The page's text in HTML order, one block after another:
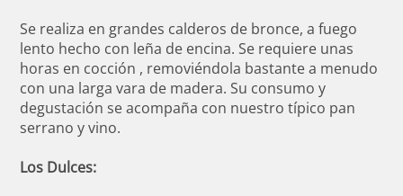
Se realiza en grandes calderos de bronce, a fuego
lento hecho con leña de encina. Se requiere unas
horas en cocción , removiéndola bastante a menudo
con una larga vara de madera. Su consumo y
degustación se acompaña con nuestro típico pan
serrano y vino.
Los Dulces: